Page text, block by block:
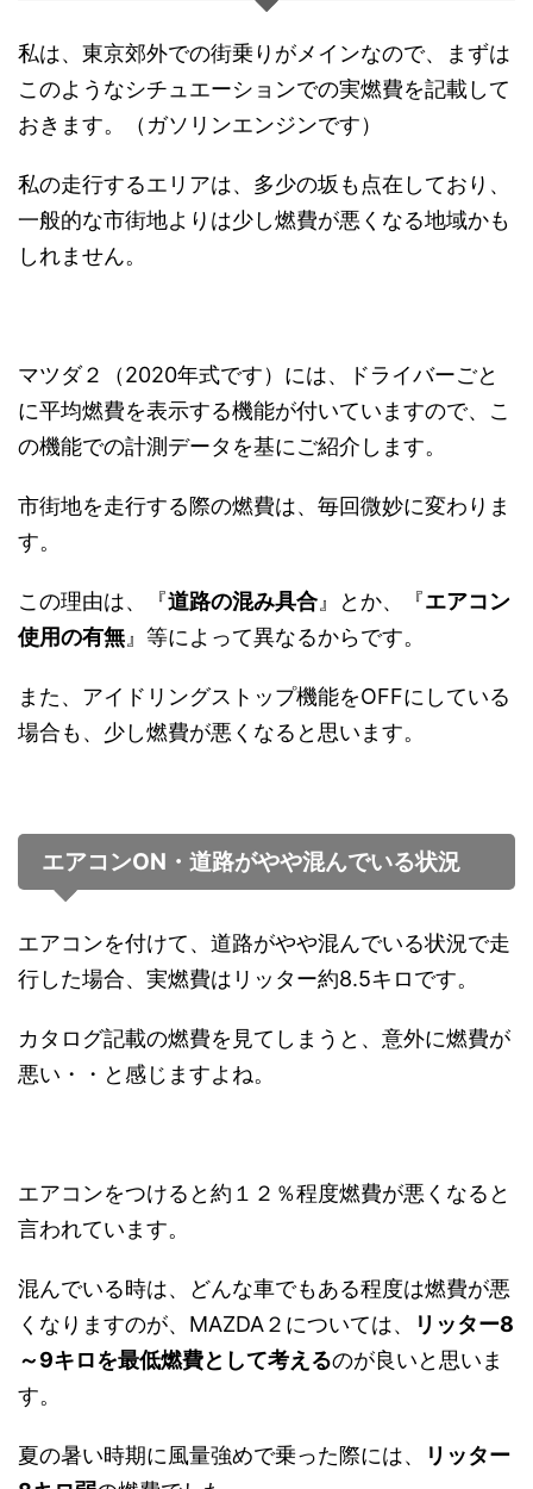
私は、東京郊外での街乗りがメインなので、まずは
このようなシチュエーションでの実燃費を記載して
おきます。（ガソリンエンジンです）
私の走行するエリアは、多少の坂も点在しており、
一般的な市街地よりは少し燃費が悪くなる地域かも
しれません。
マツダ２（2020年式です）には、ドライバーごと
に平均燃費を表示する機能が付いていますので、こ
の機能での計測データを基にご紹介します。
市街地を走行する際の燃費は、毎回微妙に変わりま
す。
この理由は、『道路の混み具合 』とか、『エアコン
使用の有無 』等によって異なるからです。
また、アイドリングストップ機能をOFFにしている
場合も、少し燃費が悪くなると思います。
エアコンON・道路がやや混んでいる状況
エアコンを付けて、道路がやや混んでいる状況で走
行した場合、実燃費はリッター約8.5キロです。
カタログ記載の燃費を見てしまうと、意外に燃費が
悪い・・と感じますよね。
エアコンをつけると約１２％程度燃費が悪くなると
言われています。
混んでいる時は、どんな車でもある程度は燃費が悪
くなりますのが、MAZDA２については、
リッター8
～9キロを最低燃費として考えるのが良いと思いま
す。
夏の暑い時期に風量強めで乗った際には、
リッター